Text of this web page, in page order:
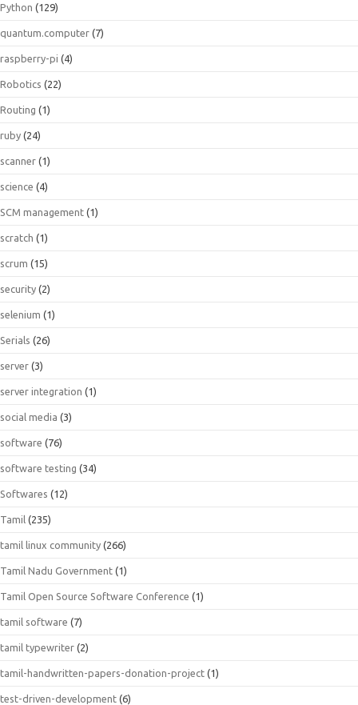
Python (129)
quantum.computer (7)
raspberry-pi (4)
Robotics (22)
Routing (1)
ruby (24)
scanner (1)
science (4)
SCM management (1)
scratch (1)
scrum (15)
security (2)
selenium (1)
Serials (26)
server (3)
server integration (1)
social media (3)
software (76)
software testing (34)
Softwares (12)
Tamil (235)
tamil linux community (266)
Tamil Nadu Government (1)
Tamil Open Source Software Conference (1)
tamil software (7)
tamil typewriter (2)
tamil-handwritten-papers-donation-project (1)
test-driven-development (6)